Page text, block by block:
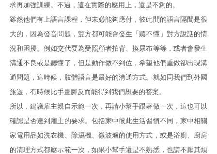
求再加強訓練。不過，這在實際的應用上，還是不夠的。
雖然他們有上語言課程，但未必能夠應付，彼此間的語言隔閡是很
大的，因為發音問題，雙方都可能會發生「聽不懂」對方說話的情
況和困擾。例如交代要為受照顧者拍背、換尿布等等，或者會發生
溝通不良或是聽懂了，但是動作做不到位，希望他們重做卻出現溝
通問題，這時候，肢體語言是最好的溝通方式。就如同我們到外國
旅遊，有時候比手畫腳反而能得到我們想要的答案。
所以，建議雇主親自示範一次，再請小幫手跟著做一次，這也可以
確認是否達到雇主的要求。包括家中彼此生活習慣不同，家中相關
家電用品如洗衣機、除濕機、微波爐的使用方式，或是浴廁、廚房
的清理方式都應示範一次，如果小幫手還是不熟悉，也請不厭其煩